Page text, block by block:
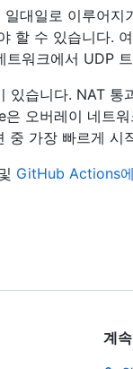
대일로 이루어
할 수 있습니다.
워크에서 UDP
습니다. NAT 통
오버레이 네트
가장 빠르게 시
GitHub Actions
계